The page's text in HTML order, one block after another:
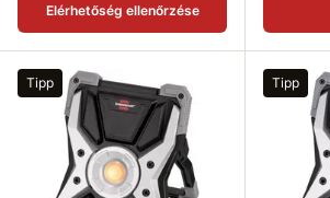
Elérhetőség ellenőrzése
Tipp Tipp